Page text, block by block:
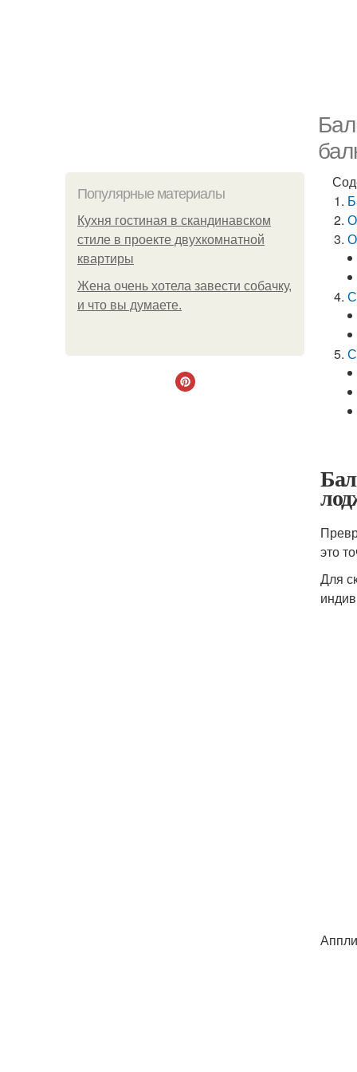
Популярные материалы
Кухня гостиная в скандинавском
стиле в проекте двухкомнатной
квартиры
Жена очень хотела завести собачку,
и что вы думаете.
это
Для